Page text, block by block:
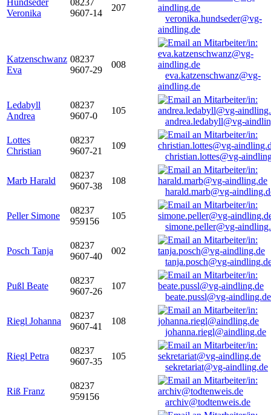
Hundseder
Veronika
08237
9607-14
207
veronika.hundseder@vg-
aindling.de
Katzenschwanz
Eva
08237
9607-29
008
eva.katzenschwanz@vg-
aindling.de
Ledabyll
Andrea
08237
9607-0
105
andrea.ledabyll@vg-
Lottes
Christian
08237
9607-21
109
christian.lottes@vg-
Marb Harald
08237
9607-38
108
harald.marb@vg-
Peller Simone
08237
959156
105
simone.peller@vg-
Posch Tanja
08237
9607-40
002
tanja.posch@vg-
Pußl Beate
08237
9607-26
107
beate.pussl@vg-aindling.de
Riegl Johanna
08237
9607-41
108
johanna.riegl@aindling.de
Riegl Petra
08237
9607-35
105
sekretariat@vg-aindling.de
Riß Franz
08237
959156
archiv@todtenweis.de